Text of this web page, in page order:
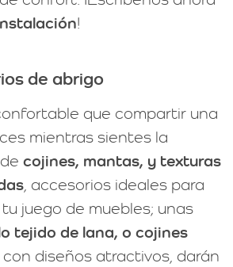
!
de abrigo
que compartir una
mientras sientes la
cojines, mantas, y texturas
, accesorios ideales para
juego de muebles; unas
tejido de lana, o cojines
con diseños atractivos, darán